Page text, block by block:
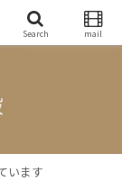
います
Search mail